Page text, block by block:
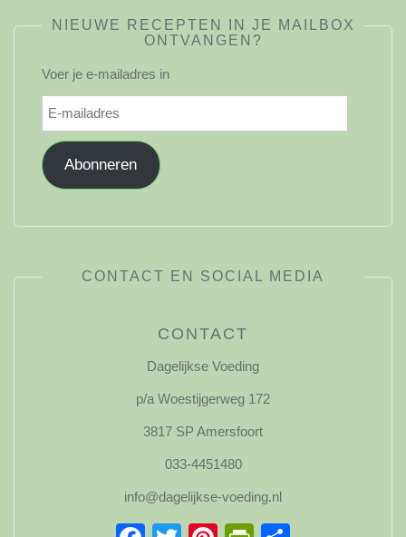
NIEUWE RECEPTEN IN JE MAILBOX
ONTVANGEN?
Voer je e-mailadres in
E-
mailadres
Abonneren
CONTACT EN SOCIAL MEDIA
CONTACT
Dagelijkse Voeding
p/a Woestijgerweg 172
3817 SP Amersfoort
033-4451480
info@dagelijkse-voeding.nl